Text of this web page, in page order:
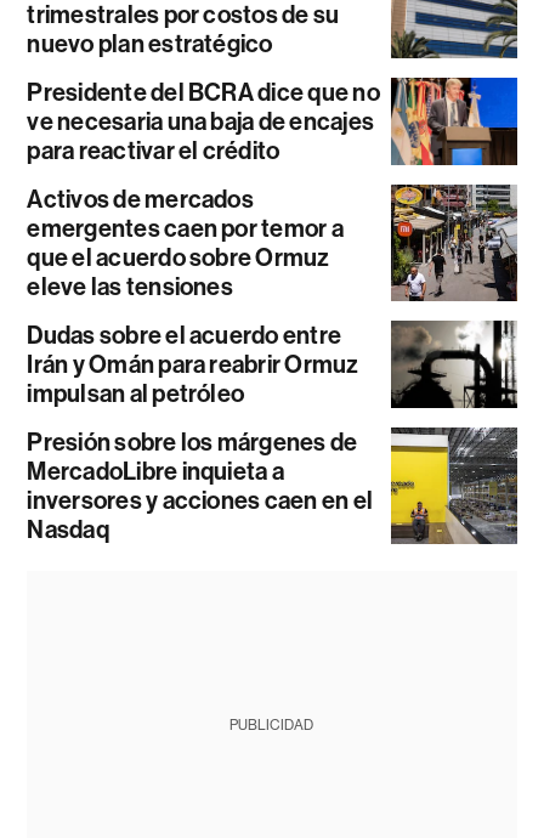
trimestrales por costos de su
nuevo plan estratégico
Presidente del BCRA dice que no
ve necesaria una baja de encajes
para reactivar el crédito
Activos de mercados
emergentes caen por temor a
que el acuerdo sobre Ormuz
eleve las tensiones
Dudas sobre el acuerdo entre
Irán y Omán para reabrir Ormuz
impulsan al petróleo
Presión sobre los márgenes de
MercadoLibre inquieta a
inversores y acciones caen en el
Nasdaq
PUBLICIDAD